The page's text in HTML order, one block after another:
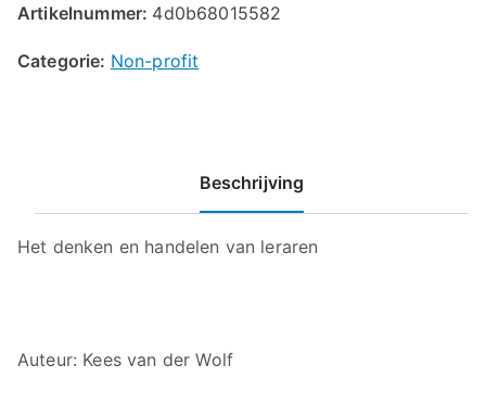
Artikelnummer: 4d0b68015582
Categorie: Non-profit
Beschrijving
Het denken en handelen van leraren
Auteur: Kees van der Wolf